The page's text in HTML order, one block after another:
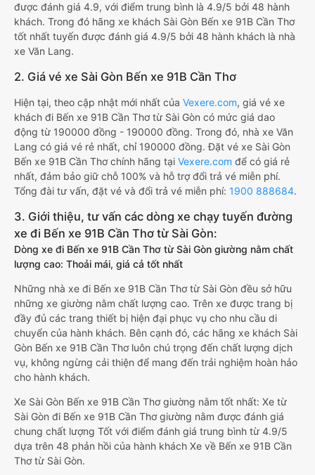
được đánh giá 4.9, với điểm trung bình là 4.9/5 bởi 48 hành
khách. Trong đó hãng xe khách Sài Gòn Bến xe 91B Cần Thơ
tốt nhất tuyến được đánh giá 4.9/5 bởi 48 hành khách là nhà
xe Văn Lang.
2. Giá vé xe Sài Gòn Bến xe 91B Cần Thơ
Hiện tại, theo cập nhật mới nhất của Vexere.com, giá vé xe
khách đi Bến xe 91B Cần Thơ từ Sài Gòn có mức giá dao
động từ 190000 đồng - 190000 đồng. Trong đó, nhà xe Văn
Lang có giá vé rẻ nhất, chỉ 190000 đồng. Đặt vé xe Sài Gòn
Bến xe 91B Cần Thơ chính hãng tại Vexere.com để có giá rẻ
nhất, đảm bảo giữ chỗ 100% và hỗ trợ đổi trả vé miễn phí.
Tổng đài tư vấn, đặt vé và đổi trả vé miễn phí: 1900 888684.
3. Giới thiệu, tư vấn các dòng xe chạy tuyến đường
xe đi Bến xe 91B Cần Thơ từ Sài Gòn:
Dòng xe đi Bến xe 91B Cần Thơ từ Sài Gòn giường nằm chất
lượng cao: Thoải mái, giá cả tốt nhất
Những nhà xe đi Bến xe 91B Cần Thơ từ Sài Gòn đều sở hữu
những xe giường nằm chất lượng cao. Trên xe được trang bị
đầy đủ các trang thiết bị hiện đại phục vụ cho nhu cầu di
chuyển của hành khách. Bên cạnh đó, các hãng xe khách Sài
Gòn Bến xe 91B Cần Thơ luôn chú trọng đến chất lượng dịch
vụ, không ngừng cải thiện để mang đến trải nghiệm hoàn hảo
cho hành khách.
Xe Sài Gòn Bến xe 91B Cần Thơ giường nằm tốt nhất: Xe từ
Sài Gòn đi Bến xe 91B Cần Thơ giường nằm được đánh giá
chung chất lượng Tốt với điểm đánh giá trung bình từ 4.9/5
dựa trên 48 phản hồi của hành khách Xe về Bến xe 91B Cần
Thơ từ Sài Gòn.